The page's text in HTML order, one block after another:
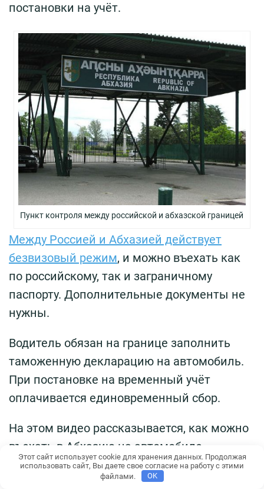
постановки на учёт.
Пункт контроля между российской и абхазской границей
Между Россией и Абхазией действует
безвизовый режим, и можно въехать как
по российскому, так и заграничному
паспорту. Дополнительные документы не
нужны.
Водитель обязан на границе заполнить
таможенную декларацию на автомобиль.
При постановке на временный учёт
оплачивается единовременный сбор.
На этом видео рассказывается, как можно
въехать в Абхазию на автомобиле,
который взят в аренду в Сочи.
Этот сайт использует cookie для хранения данных. Продолжая
использовать сайт, Вы даете свое согласие на работу с этими
файлами.
OK